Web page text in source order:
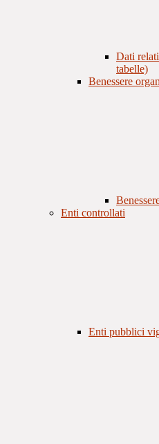
Dati
tabelle)
Benessere
Enti controllati
Enti pubblici